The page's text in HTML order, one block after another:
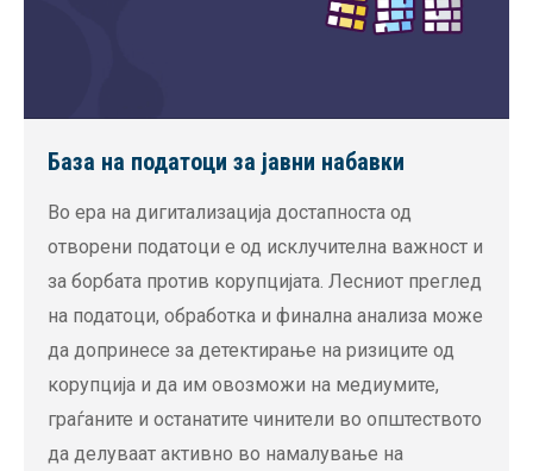
База на податоци за јавни набавки
Во ера на дигитализација достапноста од
отворени податоци е од исклучителна важност и
за борбата против корупцијата. Лесниот преглед
на податоци, обработка и финална анализа може
да допринесе за детектирање на ризиците од
корупција и да им овозможи на медиумите,
граѓаните и останатите чинители во општеството
да делуваат активно во намалување на